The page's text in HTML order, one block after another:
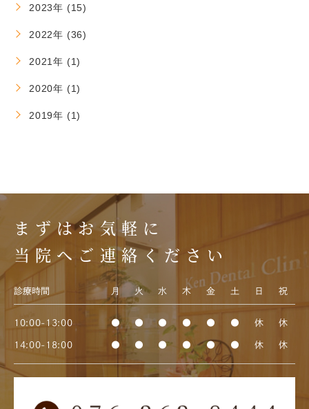
2023年 (15)
2022年 (36)
2021年 (1)
2020年 (1)
2019年 (1)
まずはお気軽に
当院へご連絡ください
診療時間 月 火 水 木 金 土 日 祝
10:00-13:00 ● ● ● ● ● ● 休 休
14:00-18:00 ● ● ● ● ● ● 休 休